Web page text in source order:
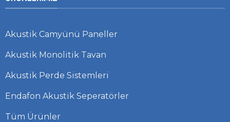
Akustik Camyünü Paneller
Akustik Monolitik Tavan
Akustik Perde Sistemleri
Endafon Akustik Seperatörler
Tüm Ürünler